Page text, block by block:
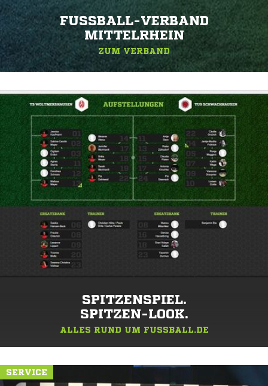
FUSSBALL-VERBAND M
ITTELRHEIN
ZUM VERBAND
SPITZENSPIEL.
SPITZEN-LOOK.
ALLES RUND UM FUSSBALL.DE
SERVICE